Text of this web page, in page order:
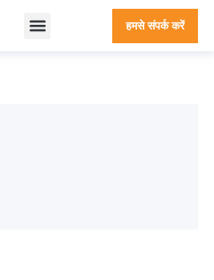
हमसे संपर्क करें